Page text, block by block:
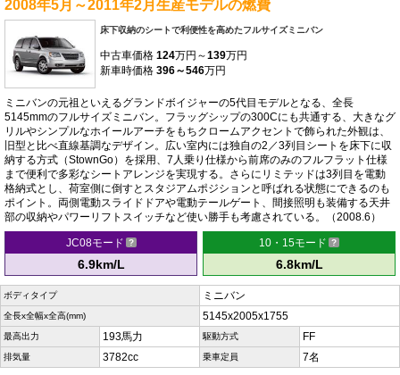
2008年5月～2011年2月生産モデルの燃費
床下収納のシートで利便性を高めたフルサイズミニバン
中古車価格 124万円～139万円
新車時価格 396～546万円
ミニバンの元祖といえるグランドボイジャーの5代目モデルとなる、全長
5145mmのフルサイズミニバン。フラッグシップの300Cにも共通する、大きなグ
リルやシンプルなホイールアーチをもちクロームアクセントで飾られた外観は、
旧型と比べ直線基調なデザイン。広い室内には独自の2／3列目シートを床下に収
納する方式（StownGo）を採用、7人乗り仕様から前席のみのフルフラット仕様
まで便利で多彩なシートアレンジを実現する。さらにリミテッドは3列目を電動
格納式とし、荷室側に倒すとスタジアムポジションと呼ばれる状態にできるのも
ポイント。両側電動スライドドアや電動テールゲート、間接照明も装備する天井
部の収納やパワーリフトスイッチなど使い勝手も考慮されている。（2008.6）
JC08モード
6.9km/L
10・15モード
6.8km/L
ボディタイプ ミニバン
全長x全幅x全高(mm) 5145x2005x1755
最高出力 193馬力 駆動方式 FF
排気量 3782cc 乗車定員
7名